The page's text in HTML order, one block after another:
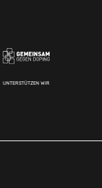
UNTERSTÜTZEN WIR